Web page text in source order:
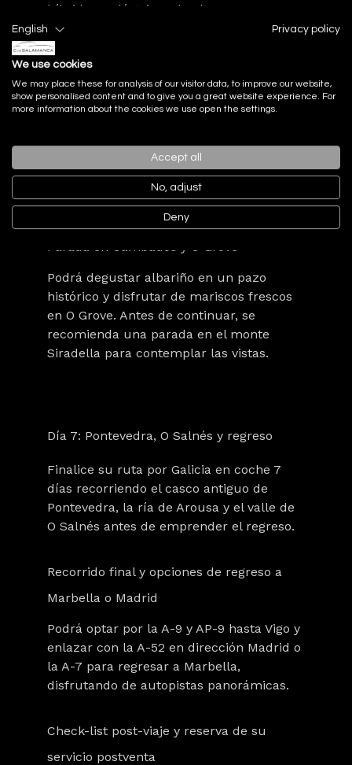
híbridos y eléctricos de alta gama.
Día 6: Rías Baixas y la ruta del Albariño
viñedos y bodegas centenarias.
Cambados, O Grove y A Toxa conforman
una experiencia enológica marcada por el
sabor y el paisaje marinero.
Parada en Cambados y O Grove
Podrá degustar albariño en un pazo
histórico y disfrutar de mariscos frescos
en O Grove. Antes de continuar, se
recomienda una parada en el monte
Siradella para contemplar las vistas.
Día 7: Pontevedra, O Salnés y regreso
Finalice su ruta por Galicia en coche 7
días recorriendo el casco antiguo de
Pontevedra, la ría de Arousa y el valle de
O Salnés antes de emprender el regreso.
Recorrido final y opciones de regreso a
Marbella o Madrid
Podrá optar por la A-9 y AP-9 hasta Vigo y
enlazar con la A-52 en dirección Madrid o
la A-7 para regresar a Marbella,
disfrutando de autopistas panorámicas.
Check-list post-viaje y reserva de su
servicio postventa
English Privacy policy
We use cookies
We may place these for analysis of our visitor data, to improve our website,
show personalised content and to give you a great website experience. For
more information about the cookies we use open the settings.
Accept all
No, adjust
Deny